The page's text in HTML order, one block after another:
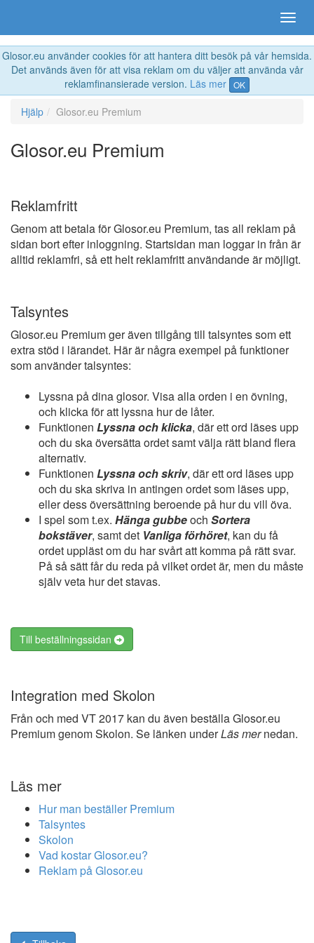
Glosor.eu använder cookies för att hantera ditt besök på vår hemsida.
Det används även för att visa reklam om du väljer att använda vår
reklamfinansierade version. Läs mer OK
Hjälp Glosor.eu Premium
Glosor.eu Premium
Reklamfritt
Genom att betala för Glosor.eu Premium, tas all reklam på
sidan bort efter inloggning. Startsidan man loggar in från är
alltid reklamfri, så ett helt reklamfritt användande är möjligt.
Talsyntes
Glosor.eu Premium ger även tillgång till talsyntes som ett
extra stöd i lärandet. Här är några exempel på funktioner
som använder talsyntes:
Lyssna på dina glosor. Visa alla orden i en övning,
och klicka för att lyssna hur de låter.
Funktionen Lyssna och klicka, där ett ord läses upp
och du ska översätta ordet samt välja rätt bland flera
alternativ.
Funktionen Lyssna och skriv, där ett ord läses upp
och du ska skriva in antingen ordet som läses upp,
eller dess översättning beroende på hur du vill öva.
I spel som t.ex. Hänga gubbeoch Sortera
bokstäver, samt det Vanliga förhöret, kan du få
ordet uppläst om du har svårt att komma på rätt svar.
På så sätt får du reda på vilket ordet är, men du måste
själv veta hur det stavas.
Till beställningssidan
Integration med Skolon
Från och med VT 2017 kan du även beställa Glosor.eu
Premium genom Skolon. Se länken underLäs mernedan.
Läs mer
Hur man beställer Premium
Talsyntes
Skolon
Vad kostar Glosor.eu?
Reklam på Glosor.eu